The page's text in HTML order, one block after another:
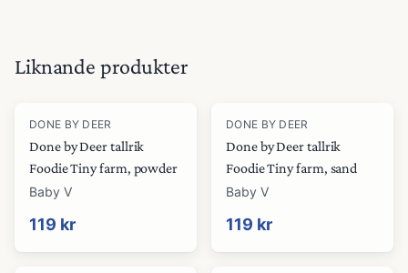
Liknande produkter
DONE BY DEER
Done by Deer tallrik
Foodie Tiny farm, powder
Baby V
119 kr
DONE BY DEER
Done by Deer tallrik
Foodie Tiny farm, sand
Baby V
119 kr